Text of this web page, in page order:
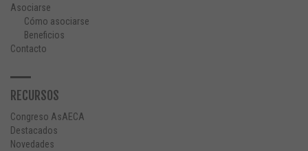
Asociarse
Cómo asociarse
Beneficios
Contacto
RECURSOS
Congreso AsAECA
Destacados
Novedades